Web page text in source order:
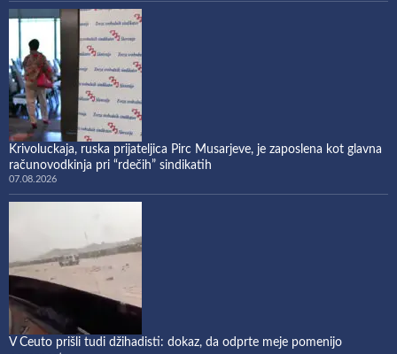
Krivoluckaja, ruska prijateljica Pirc Musarjeve, je zaposlena kot glavna
računovodkinja pri “rdečih” sindikatih
07.08.2026
V Ceuto prišli tudi džihadisti: dokaz, da odprte meje pomenijo